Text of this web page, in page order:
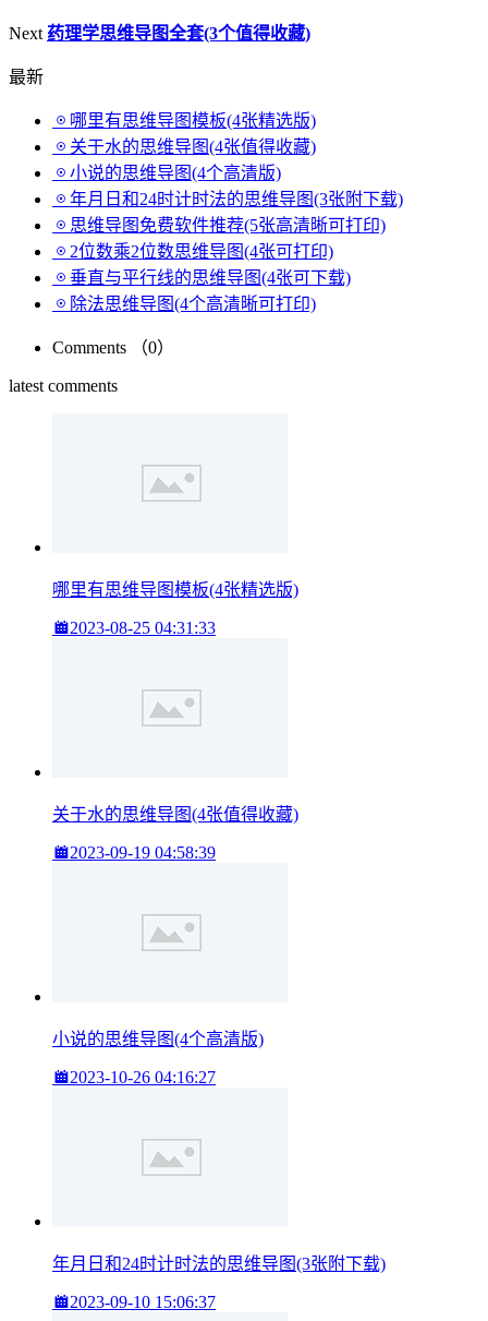
Next 药理学思维导图全套(3个值得收藏)
最新
哪里有思维导图模板(4张精选版)
关于水的思维导图(4张值得收藏)
小说的思维导图(4个高清版)
年月日和24时计时法的思维导图(3张附下载)
思维导图免费软件推荐(5张高清晰可打印)
2位数乘2位数思维导图(4张可打印)
垂直与平行线的思维导图(4张可下载)
除法思维导图(4个高清晰可打印)
Comments （0）
latest comments
哪里有思维导图模板(4张精选版)
2023-08-25 04:31:33
关于水的思维导图(4张值得收藏)
2023-09-19 04:58:39
小说的思维导图(4个高清版)
2023-10-26 04:16:27
年月日和24时计时法的思维导图(3张附下载)
2023-09-10 15:06:37